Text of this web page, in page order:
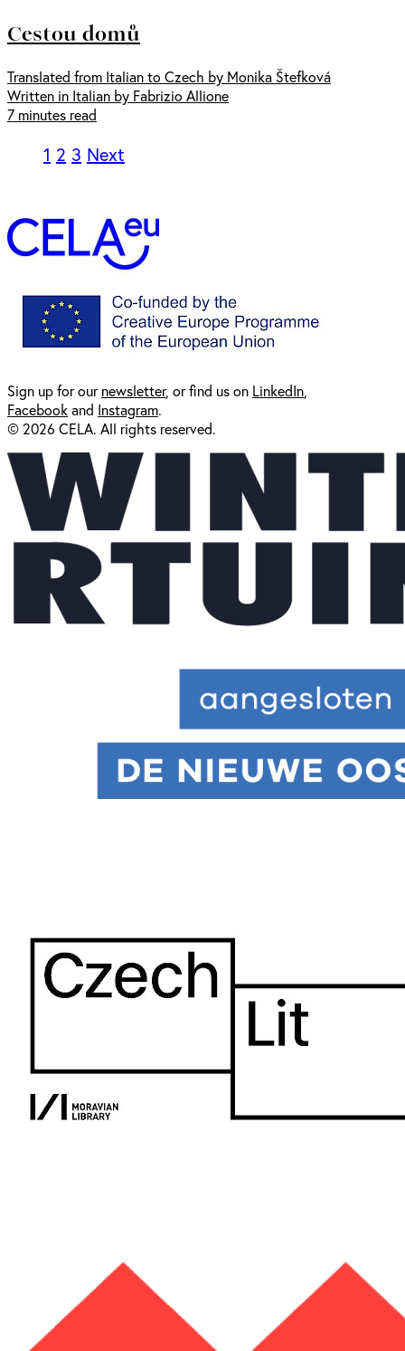
Cestou domů
Translated from Italian to Czech by Monika Štefková
Written in Italian by Fabrizio Allione
7 minutes read
1 2 3 Next
Sign up for ournewsletter, or find us on LinkedIn
Facebookand Instagram.
© 2026 CELA. All rights reserved.